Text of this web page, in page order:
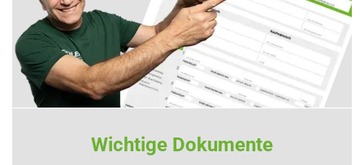
Wichtige Dokumente